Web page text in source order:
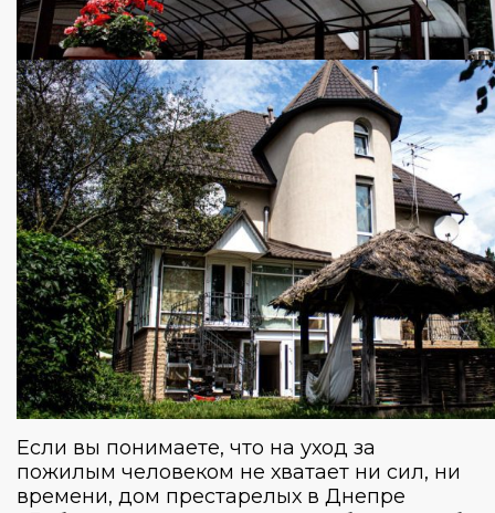
Если вы понимаете, что на уход за
пожилым человеком не хватает ни сил, ни
времени, дом престарелых в Днепре